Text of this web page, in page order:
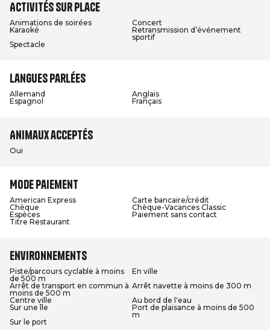
Activités sur place
Animations de soirées
Concert
Karaoké
Retransmission d’événement
sportif
Spectacle
Langues parlées
Allemand
Anglais
Espagnol
Français
Animaux acceptés
Oui
Mode paiement
American Express
Carte bancaire/crédit
Chèque
Chèque-Vacances Classic
Espèces
Paiement sans contact
Titre Restaurant
Environnements
Piste/parcours cyclable à moins
de 500 m
En ville
Arrêt de transport en commun à
moins de 500 m
Arrêt navette à moins de 300 m
Centre ville
Au bord de l'eau
Sur une île
Port de plaisance à moins de 500
m
Sur le port